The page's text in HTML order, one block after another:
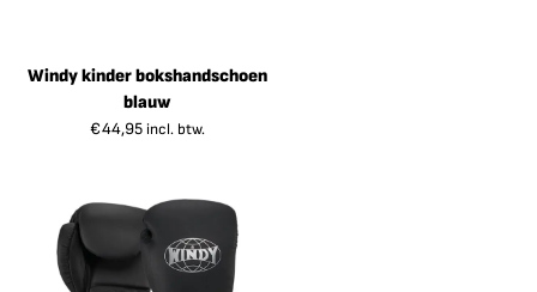
Windy kinder bokshandschoen
blauw
€44,95 incl. btw.